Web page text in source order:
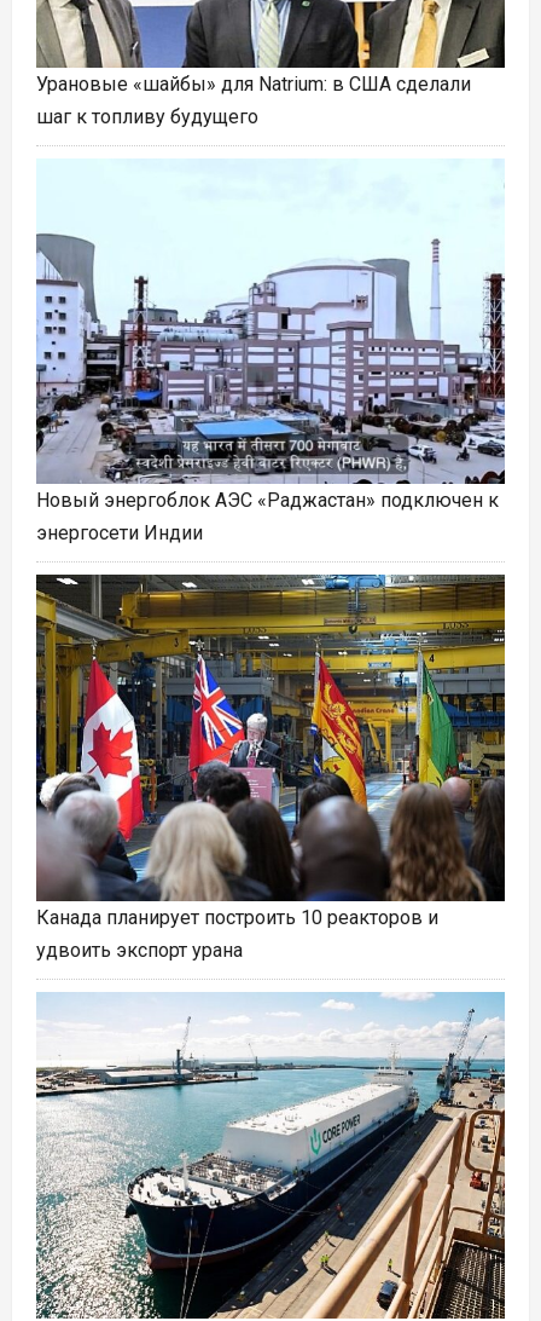
Урановые «шайбы» для Natrium: в США сделали
шаг к топливу будущего
Новый энергоблок АЭС «Раджастан» подключен к
энергосети Индии
Канада планирует построить 10 реакторов и
удвоить экспорт урана